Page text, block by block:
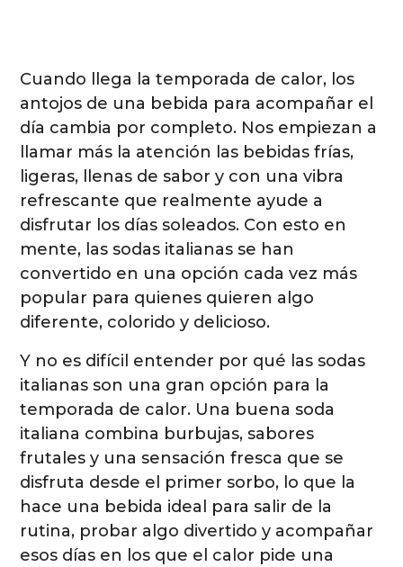
Cuando llega la temporada de calor, los
antojos de una bebida para acompañar el
día cambia por completo. Nos empiezan a
llamar más la atención las bebidas frías,
ligeras, llenas de sabor y con una vibra
refrescante que realmente ayude a
disfrutar los días soleados. Con esto en
mente, las sodas italianas se han
convertido en una opción cada vez más
popular para quienes quieren algo
diferente, colorido y delicioso.
Y no es difícil entender por qué las sodas
italianas son una gran opción para la
temporada de calor. Una buena soda
italiana combina burbujas, sabores
frutales y una sensación fresca que se
disfruta desde el primer sorbo, lo que la
hace una bebida ideal para salir de la
rutina, probar algo divertido y acompañar
esos días en los que el calor pide una